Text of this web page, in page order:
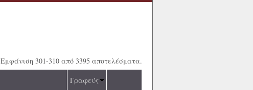
Εμφάνιση 301-310 από 3395 αποτελέσματα.
Γραφεύς